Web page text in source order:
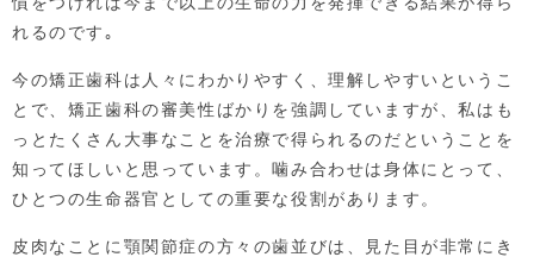
れるのです｡
今の矯正歯科は人々にわかりやすく、理解しやすいというこ
とで、矯正歯科の審美性ばかりを強調していますが、私はも
っとたくさん大事なことを治療で得られるのだということを
知ってほしいと思っています。噛み合わせは身体にとって、
ひとつの生命器官としての重要な役割があります。
皮肉なことに顎関節症の方々の歯並びは、見た目が非常にき